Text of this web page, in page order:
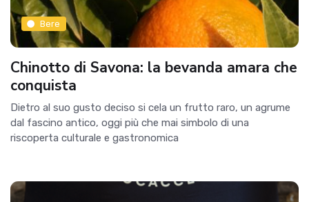
Bere
Chinotto di Savona: la bevanda amara che
conquista
Dietro al suo gusto deciso si cela un frutto raro, un agrume
dal fascino antico, oggi più che mai simbolo di una
riscoperta culturale e gastronomica